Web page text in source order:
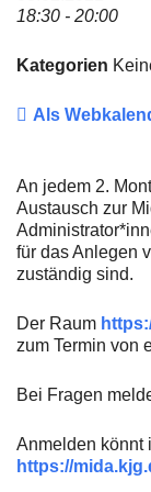
18:30 - 20:00
Kategorien
Als
An jedem 2.
Austausch zur
für das Anlegen
zuständig sind.
Der Raum
zum Termin von
Bei Fragen
Anmelden könnt
https://